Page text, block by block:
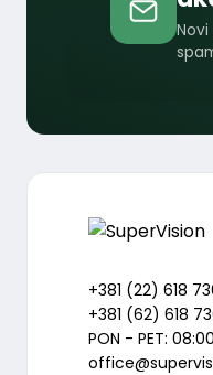
+381 (22) 618
+381 (62) 618
PON - PET: